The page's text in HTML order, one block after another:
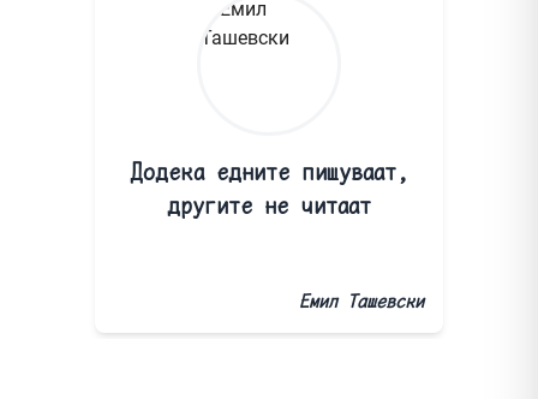
Додека едните пишуваат,
другите не читаат
Емил Ташевски